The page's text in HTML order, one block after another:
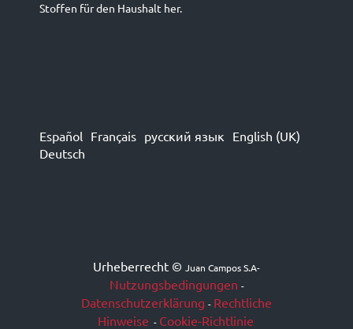
Stoffen für den Haushalt her.
Español Français русский язык English (UK)
Deutsch
Urheberrecht © Juan Campos S.A-
Nutzungsbedingungen -
Datenschutzerklärung - Rechtliche
Hinweise - Cookie-Richtlinie